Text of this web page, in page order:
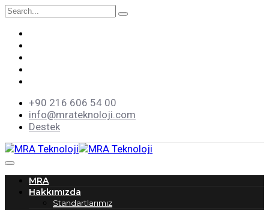
+90 216 606 54 00
info@mrateknoloji.com
Destek
MRA
Hakkımızda
Standartlarımız